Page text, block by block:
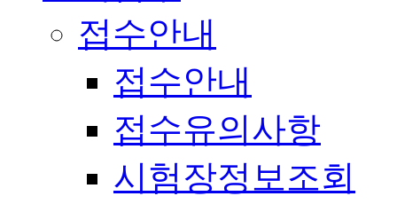
접수안내
접수안내
접수유의사항
시험장정보조회